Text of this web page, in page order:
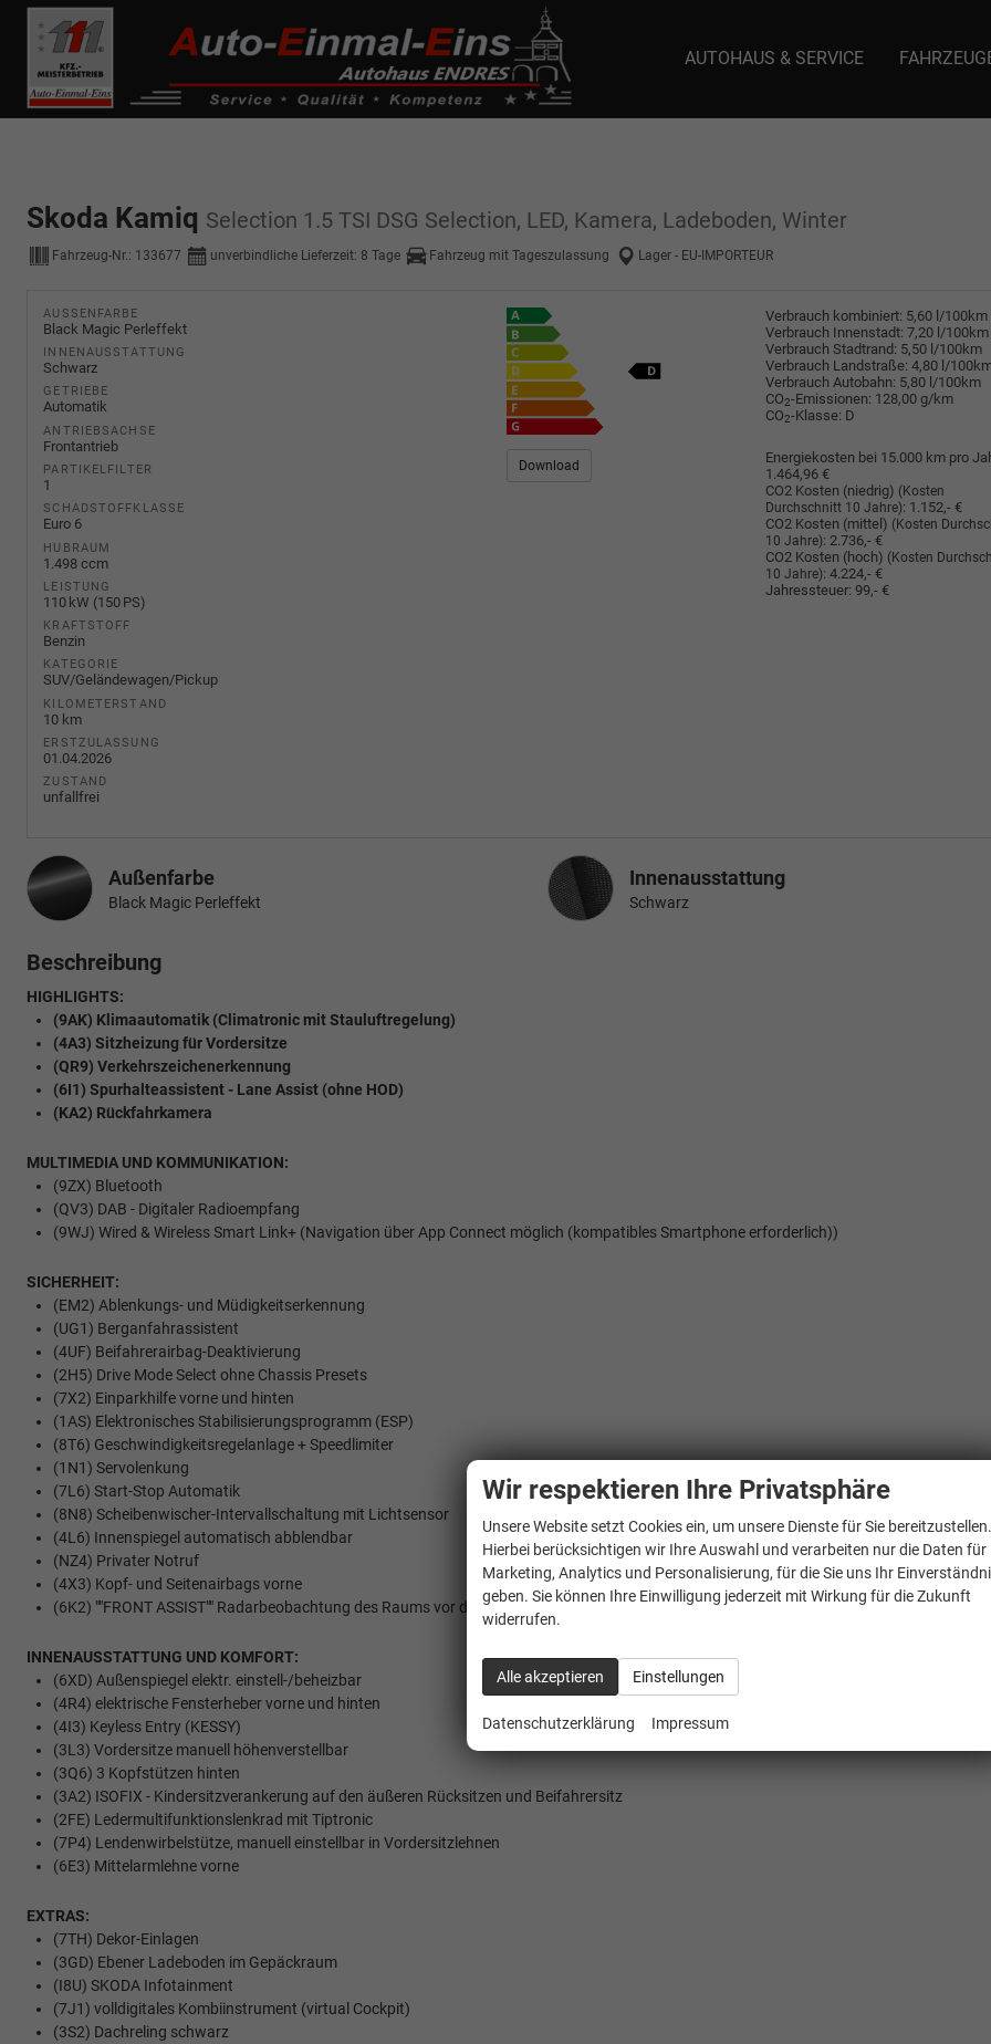
------------ Host Name : selector1._domainkey Points to address or value: selector1-aee-de0k._domainkey.autoeinmaleins.onmicrosoft.com Host
de0k._domainkey.autoeinmaleins.onmicrosoft.com
AUTOHAUS & SERVICE
Skoda Kamiq Selection 1.5 TSI DSG Selection, LED, Kamera, Ladeboden, Winter
Fahrzeug-Nr.: 133677 unverbindliche Lieferzeit: 8 Tage Fahrzeug mit Tageszulassung Lager - EU-IMPORTEUR
AUSSENFARBE
Black Magic Perleffekt
INNENAUSSTATTUNG
Schwarz
GETRIEBE
Automatik
ANTRIEBSACHSE
Frontantrieb
PARTIKELFILTER
1
SCHADSTOFFKLASSE
Euro 6
HUBRAUM
1.498 ccm
LEISTUNG
110 kW (150 PS)
KRAFTSTOFF
Benzin
KATEGORIE
SUV/Geländewagen/Pickup
KILOMETERSTAND
10 km
ERSTZULASSUNG
01.04.2026
ZUSTAND
unfallfrei
Verbrauch kombiniert: 5,60 l/100km
Verbrauch Innenstadt: 7,20 l/100km
Verbrauch Stadtrand: 5,50 l/100km
Verbrauch Landstraße: 4,80 l/
Verbrauch Autobahn: 5,80 l/100km
CO2-Emissionen: 128,00 g/km
CO2-Klasse: D
Download
Energiekosten bei 15.000 km pro
1.464,96 €
CO2 Kosten (niedrig) (Kosten
Durchschnitt 10 Jahre): 1.152,- €
CO2 Kosten (mittel) (Kosten
10 Jahre): 2.736,- €
CO2 Kosten (hoch) (Kosten
10 Jahre): 4.224,- €
Jahressteuer: 99,- €
Außenfarbe
Black Magic Perleffekt
InnenausstattungInnenausstattung
Schwarz
Beschreibung
HIGHLIGHTS:
(9AK) Klimaautomatik (Climatronic mit Stauluftregelung)
(4A3) Sitzheizung für Vordersitze
(QR9) Verkehrszeichenerkennung
(6I1) Spurhalteassistent - Lane Assist (ohne HOD)
(KA2) Rückfahrkamera
MULTIMEDIA UND KOMMUNIKATION:
(9ZX) Bluetooth
(QV3) DAB - Digitaler Radioempfang
(9WJ) Wired & Wireless Smart Link+ (Navigation über App Connect möglich (kompatibles Smartphone erforderlich))
SICHERHEIT:
(EM2) Ablenkungs- und Müdigkeitserkennung
(UG1) Berganfahrassistent
(4UF) Beifahrerairbag-Deaktivierung
(2H5) Drive Mode Select ohne Chassis Presets
(7X2) Einparkhilfe vorne und hinten
(1AS) Elektronisches Stabilisierungsprogramm (ESP)
(8T6) Geschwindigkeitsregelanlage + Speedlimiter
(1N1) Servolenkung
(7L6) Start-Stop Automatik
(8N8) Scheibenwischer-Intervallschaltung mit Lichtsensor
(4L6) Innenspiegel automatisch abblendbar
(NZ4) Privater Notruf
(4X3) Kopf- und Seitenairbags vorne
(6K2) ""FRONT ASSIST"" Radarbeobachtung des Raums vor dem Fzg., inkl. City ANB, ohne adaptive
INNENAUSSTATTUNG UND KOMFORT:
(6XD) Außenspiegel elektr. einstell-/beheizbar
(4R4) elektrische Fensterheber vorne und hinten
(4I3) Keyless Entry (KESSY)
(3L3) Vordersitze manuell höhenverstellbar
(3Q6) 3 Kopfstützen hinten
(3A2) ISOFIX - Kindersitzverankerung auf den äußeren Rücksitzen und Beifahrersitz
(2FE) Ledermultifunktionslenkrad mit Tiptronic
(7P4) Lendenwirbelstütze, manuell einstellbar in Vordersitzlehnen
(6E3) Mittelarmlehne vorne
EXTRAS:
(7TH) Dekor-Einlagen
(3GD) Ebener Ladeboden im Gepäckraum
(I8U) SKODA Infotainment
(7J1) volldigitales Kombiinstrument (virtual Cockpit)
(3S2) Dachreling schwarz
Wir respektieren Ihre Privatsphäre
Unsere Website setzt Cookies ein, um unsere Dienste für Sie
Hierbei berücksichtigen wir Ihre Auswahl und verarbeiten nur die Daten für
Marketing, Analytics und Personalisierung, für die Sie uns Ihr
geben. Sie können Ihre Einwilligung jederzeit mit Wirkung für die Zukunft
widerrufen.
Alle akzeptieren Einstellungen
Datenschutzerklärung Impressum